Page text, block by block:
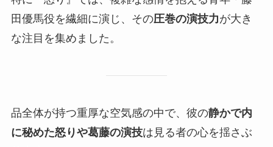
田優馬役を繊細に演じ、その圧巻の演技力が大き
な注目を集めました。
品全体が持つ重厚な空気感の中で、彼の静かで内
に秘めた怒りや葛藤の演技は見る者の心を揺さぶ